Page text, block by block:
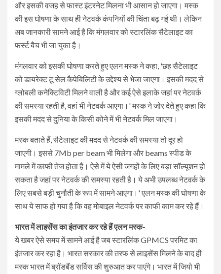
और इसकी वजह से फास्ट इंटरनेट मिलना भी आसान हो जाएगा। मस्क
की इस घोषणा के साथ ही नेटवर्क कंपनियों की चिंता बढ़ गई थी। लेकिन
अब जानकारी सामने आई है कि मंगलवार को स्टारलिंक सैटेलाइट का
फर्स्ट बैच भी जा चुका है।
मंगलवार को इसकी घोषणा करते हुए एलन मस्क ने कहा, 'छह सैटेलाइट
को डायरेक्ट टू सेल कैपेबिलिटी के उद्देश्य से भेजा जाएगा। इसकी मदद से
ग्लोबली कनेक्टिविटी मिलने वाली है और कई ऐसे इलाके जहां पर नेटवर्क
की समस्या रहती है, वहां भी नेटवर्क आएगा।' मस्क ने जोर देते हुए कहा कि
इसकी मदद से दुनिया के किसी कोने में भी नेटवर्क मिल जाएगा।
मस्क बताते हैं, सैटेलाइट की मदद से नेटवर्क की समस्या तो दूर हो
जाएगी। इससे 7Mb per beam भी मिलेगा और beams स्पीड के
मामले में काफी तेज होता है। ऐसे में ये ऐसी जगहों के लिए बड़ा सॉल्यूशन हो
सकता है जहां पर नेटवर्क की समस्या रहती है। ये अभी उपलब्ध नेटवर्क के
लिए सबसे बड़ी चुनौती के रूप में सामने आएगा।' एलन मस्क की घोषणा के
साथ ये साफ हो गया है कि वह मोबाइल नेटवर्क पर काफी काम कर रहे हैं।
भारत में लाइसेंस का इंतजार कर रहे हैं एलन मस्क-
ये खबर ऐसे समय में सामने आई है जब स्टारलिंक GPMCS परमिट का
इंतजार कर रहा है। भारत सरकार की तरफ से लाइसेंस मिलने के बाद ही
मस्क भारत में ब्रॉडबैंड सर्विस की शुरुआत कर पाएंगे। भारत में जियो भी